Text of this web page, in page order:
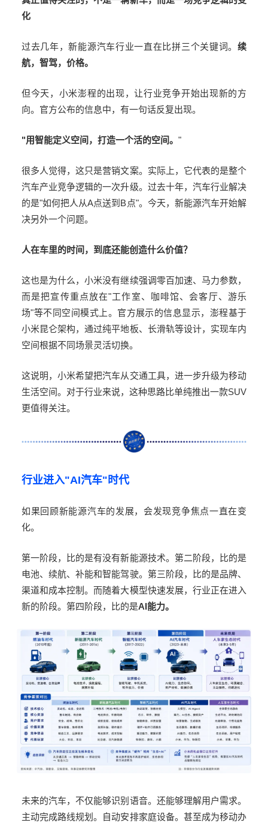
化
过去几年，新能源汽车行业一直在比拼三个关键词。 续
航，智驾，价格。
但今天，小米澎程的出现，让行业竞争开始出现新的方
向。官方公布的信息中，有一句话反复出现。
"用智能定义空间，打造一个活的空间。 "
很多人觉得，这只是营销文案。实际上，它代表的是整个
汽车产业竞争逻辑的一次升级。过去十年，汽车行业解决
的是"如何把人从A点送到 B点"。今天，新能源汽车开始解
决另外一个问题。
人在车里的时间，到底还能创造什么价值？
这也是为什么，小米没有继续强调零百加速、马力参数，
而是把宣传重点放在"工作室、咖啡馆、会客厅、游乐
场"等不同空间模式上。官方展示的信息显示，澎程基于
小米昆仑架构，通过纯平地板、长滑轨等设计，实现车内
空间根据不同场景灵活切换。
这说明，小米希望把汽车从交通工具，进一步升级为移动
生活空间。对于行业来说，这种思路比单纯推出一款SUV
更值得关注。
行业进入"AI汽车" 时代
如果回顾新能源汽车的发展，会发现竞争焦点一直在变
化。
第一阶段，比的是有没有新能源技术。第二阶段，比的是
电池、续航、补能和智能驾驶。第三阶段，比的是品牌、
渠道和成本控制。而随着大模型快速发展，行业正在进入
新的阶段。第四阶段，比的是AI能力。
未来的汽车，不仅能够识别语音。还能够理解用户需求。
主动完成路线规划。自动安排家庭设备。甚至成为移动办